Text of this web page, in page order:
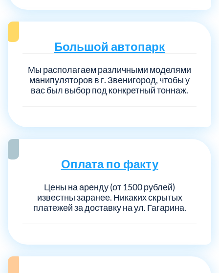
Большой автопарк
Мы располагаем различными моделями
манипуляторов в г. Звенигород, чтобы у
вас был выбор под конкретный тоннаж.
Оплата по факту
Цены на аренду (от 1500 рублей)
известны заранее. Никаких скрытых
платежей за доставку на ул. Гагарина.
Выберите город:
Богородский 7